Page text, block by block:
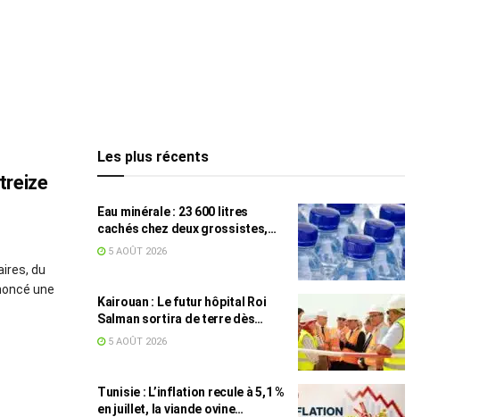
du
une
Les plus récents
Eau minérale : 23 600 litres
cachés chez deux grossistes,
les tensions persistent
5 AOÛT 2026
Kairouan : Le futur hôpital Roi
Salman sortira de terre dès
septembre
5 AOÛT 2026
Tunisie : L’inflation recule à 5,1 %
en juillet, la viande ovine